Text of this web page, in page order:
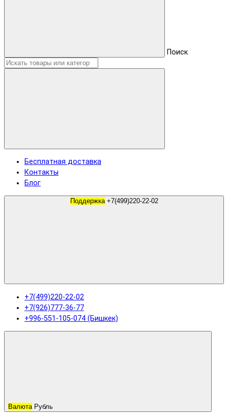
Поиск
Бесплатная доставка
Контакты
Блог
Поддержка +7(499)220-22-02
+7(499)220-22-02
+7(926)777-36-77
+996-551-105-074 (Бишкек)
Валюта Рубль